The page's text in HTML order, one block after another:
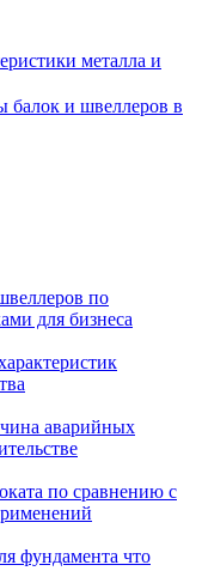
металла и
балок и швеллеров в
по
для бизнеса
аварийных
по сравнению с
фундамента что